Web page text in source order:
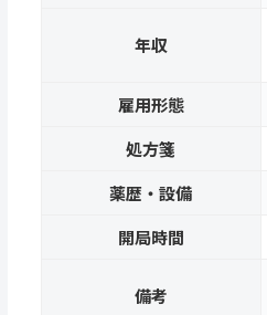
年収
雇用形態
処方箋
薬歴・設備
開局時間
備考